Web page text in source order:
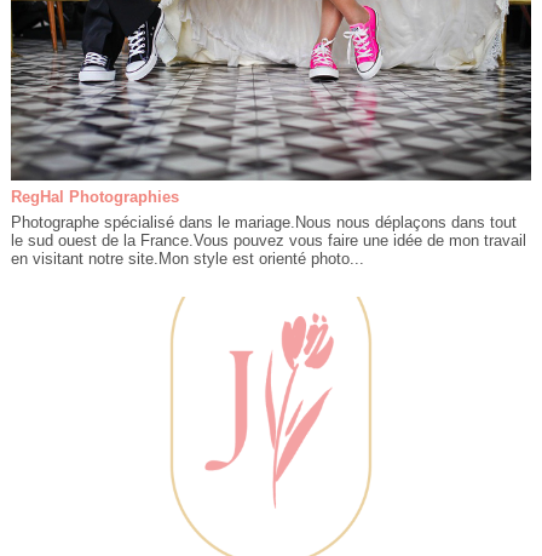
RegHal Photographies
Photographe spécialisé dans le mariage.Nous nous déplaçons dans tout
le sud ouest de la France.Vous pouvez vous faire une idée de mon travail
en visitant notre site.Mon style est orienté photo...